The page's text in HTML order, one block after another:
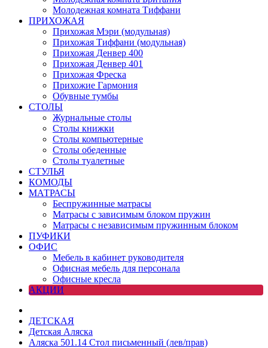
Молодежная комната Тиффани
ПРИХОЖАЯ
Прихожая Мэри (модульная)
Прихожая Тиффани (модульная)
Прихожая Денвер 400
Прихожая Денвер 401
Прихожая Фреска
Прихожие Гармония
Обувные тумбы
СТОЛЫ
Журнальные столы
Столы книжки
Столы компьютерные
Столы обеденные
Столы туалетные
СТУЛЬЯ
КОМОДЫ
МАТРАСЫ
Беспружинные матрасы
Матрасы с зависимым блоком пружин
Матрасы с независимым пружинным блоком
ПУФИКИ
ОФИС
Мебель в кабинет руководителя
Офисная мебель для персонала
Офисные кресла
АКЦИИ
ДЕТСКАЯ
Детская Аляска
Аляска 501.14 Стол письменный (лев/прав)